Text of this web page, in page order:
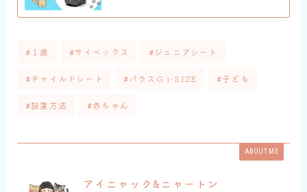
#１歳 #サイベックス #ジュニアシート
#チャイルドシート #パラスG i-SIZE #子ども
#設置方法 #赤ちゃん
ABOUT ME
アイニャック&ニャートン